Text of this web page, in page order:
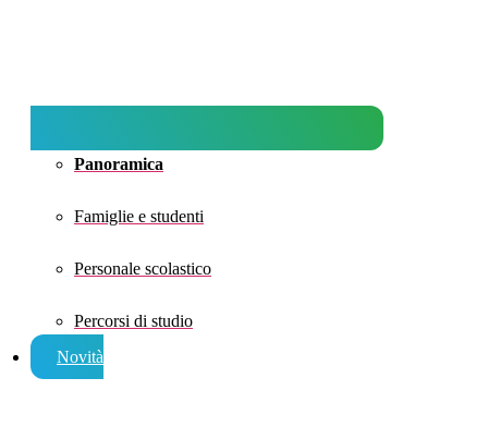
Panoramica
Famiglie e studenti
Personale scolastico
Percorsi di studio
Novità